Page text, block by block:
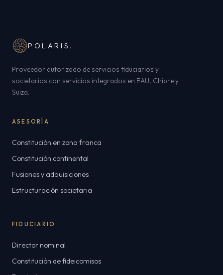
POLARIS .
Proveedor autorizado de servicios fiduciarios y
societarios con servicios integrados en EAU, Chipre y
Suiza.
ASESORÍA
Constitución en zona franca
Constitución continental
Fusiones y adquisiciones
Estructuración societaria
FIDUCIARIO
Director nominal
Constitución de fideicomisos